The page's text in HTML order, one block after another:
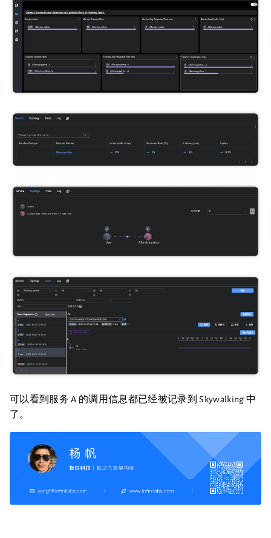
可以看到服务 A 的调用信息都已经被记录到 Skywalking 中
了。